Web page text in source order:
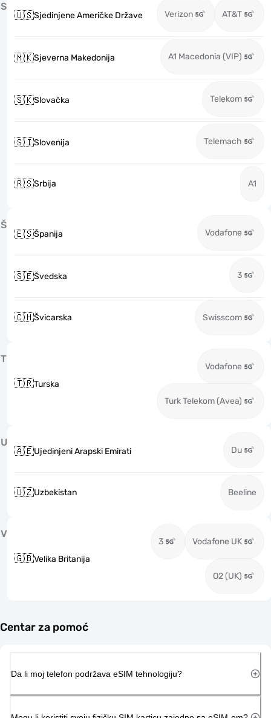
S
🇺🇸Sjedinjene Američke Države Verizon AT&T
🇲🇰Sjeverna Makedonija A1 Macedonia (VIP)
🇸🇰Slovačka Telekom
🇸🇮Slovenija Telemach
🇷🇸Srbija A1
Š
🇪🇸Španija Vodafone
🇸🇪Švedska 3
🇨🇭Švicarska Swisscom
T
🇹🇷Turska
Vodafone
Turk Telekom (Avea)
U
🇦🇪Ujedinjeni Arapski Emirati Du
🇺🇿Uzbekistan Beeline
V
🇬🇧Velika Britanija
3 Vodafone UK
O2 (UK)
Centar za pomoć
Da li moj telefon podržava eSIM tehnologiju?